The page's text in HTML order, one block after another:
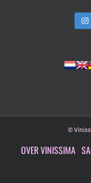
©
OVER VINISSIMA